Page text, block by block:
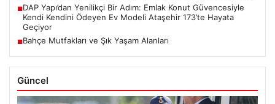
■DAP Yapı’dan Yenilikçi Bir Adım: Emlak Konut Güvencesiyle
Kendi Kendini Ödeyen Ev Modeli Ataşehir 173’te Hayata
Geçiyor
■Bahçe Mutfakları ve Şık Yaşam Alanları
Güncel